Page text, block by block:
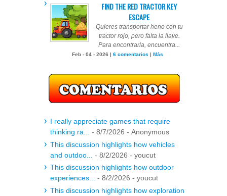
FIND THE RED TRACTOR KEY
ESCAPE
Quieres transportar heno con tu
tractor rojo, pero falta la llave.
Para encontrarla, encuentra...
Feb - 04 - 2026 | 6 comentarios | Más
I really appreciate games that require
thinking ra... - 8/7/2026 - Anonymous
This discussion highlights how vehicles
and outdoo...
- 8/2/2026 - youcut
This discussion highlights how outdoor
experiences... - 8/2/2026 - youcut
This discussion highlights how exploration